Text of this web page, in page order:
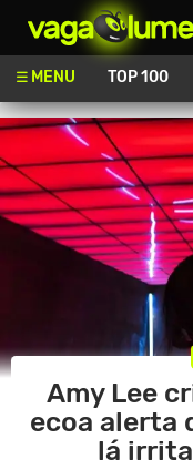
MENU TOP 100
Amy Lee
ecoa alerta
lá